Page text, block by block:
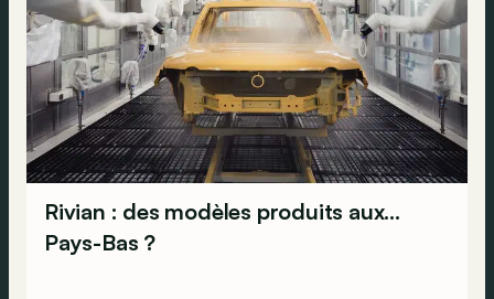
Rivian : des modèles produits aux…
Pays-Bas ?